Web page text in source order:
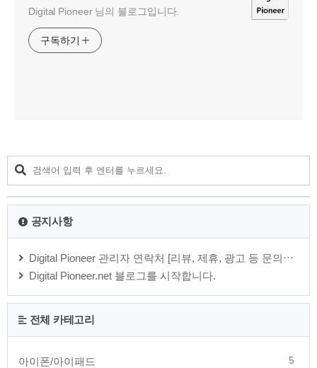
Digital Pioneer 님의 블로그입니다.
구독하기
공지사항
Digital Pioneer 관리자 연락처 [리뷰, 제휴, 광고 등 문의⋯
Digital Pioneer.net 블로그를 시작합니다.
전체 카테고리
아이폰/아이패드 5